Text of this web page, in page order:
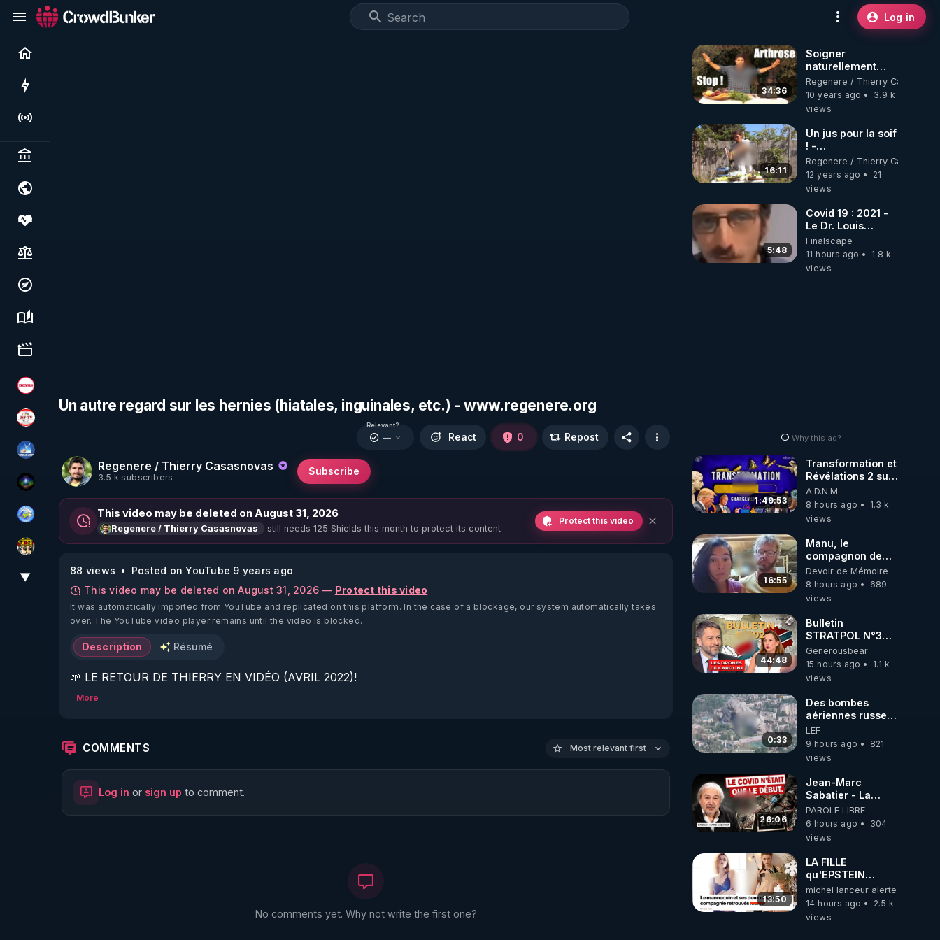
Log in
Live
Politics & institutions
Society, justice & freedoms
Economy, environment & technology
Science, history & spirituality
Culture, media & entertainment
Magazine Nexus
JSF - TV
PAROLE LIBRE
WakeUp
Tonton Posture Débrief
Textes Sacrés & Maîtres Spirituels
▼
Un autre regard sur les hernies (hiatales, inguinales, etc.) - www.regenere.org
Regenere / Thierry Casasnovas
3.5 k subscribers
Subscribe
Relevant?
— React 0 Repost
This video may be deleted on August 31, 2026
Regenere / Thierry Casasnovas still needs 125 Shields this month to protect its content
Protect this video
88 views
Posted on YouTube 9 years ago
This video may be deleted on August 31, 2026 — Protect this video
It was automatically imported from YouTube and replicated on this platform. In the case of a blockage, our system automatically takes
over. The YouTube video player remains until the video is blocked.
Description Résumé
🌱 LE RETOUR DE THIERRY EN VIDÉO (AVRIL 2022)!
🌱 LE MAGAZINE RÉGÉNÈRE
http://rgnr.li/ymag
More
COMMENTS Most relevant first
Log in or sign up to comment.
No comments yet. Why not write the first one?
34:36
Soigner
naturellement
l'arthrose ? + le
"jus des
cartilages"
Regenere / Thierry
10 years ago
3.9 k
views
16:11
Un jus pour la soif
! -
www.regenere.org
Regenere / Thierry
12 years ago
21
views
5:48
Covid 19 : 2021 -
Le Dr. Louis
Fouché renverse
le plateau de
CNews !
Finalscape
11 hours ago
1.8 k
views
Why this ad?
1:49:53
Transformation et
Révélations 2 sur
2 - live du
07/08/26
A.D.N.M
8 hours ago
1.3 k
views
16:55
Manu, le
compagnon de
Kyria, raconte sa
garde à vue
musclée.
Devoir de Mémoire
8 hours ago
689
views
44:48
Bulletin
STRATPOL N°302.
Armée des
drones, MS-21 en
série, missiles
07.08.2026.
Generousbear
15 hours ago
1.1 k
views
0:33
Des bombes
aériennes russes
anéantissent les
centres de
contrôle de
brigades
ukrainienne
LEF
9 hours ago
821
views
26:06
Jean-Marc
Sabatier - La
Covid-19 n'a été
que le début -
L'ARN messager
PAROLE LIBRE
6 hours ago
304
views
13:50
LA FILLE
qu'EPSTEIN
VOULAIT CACHER
michel lanceur alerte
14 hours ago
2.5 k
views